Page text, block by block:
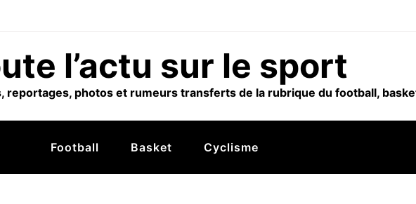
l’actu sur le sport
reportages, photos et rumeurs transferts de la rubrique du football,
Football Basket Cyclisme